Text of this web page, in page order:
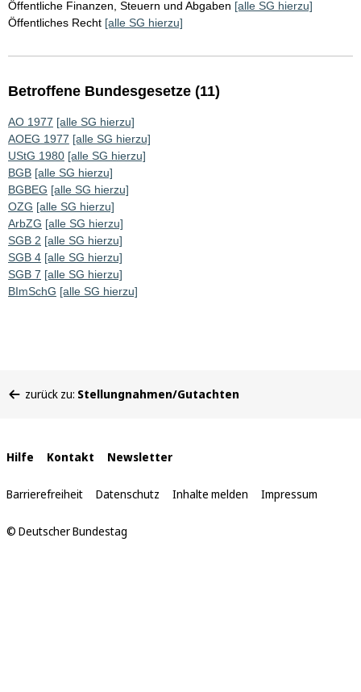
Öffentliche Finanzen, Steuern und Abgaben [alle SG hierzu]
Öffentliches Recht [alle SG hierzu]
Betroffene Bundesgesetze (11)
AO 1977 [alle SG hierzu]
AOEG 1977 [alle SG hierzu]
UStG 1980 [alle SG hierzu]
BGB [alle SG hierzu]
BGBEG [alle SG hierzu]
OZG [alle SG hierzu]
ArbZG [alle SG hierzu]
SGB 2 [alle SG hierzu]
SGB 4 [alle SG hierzu]
SGB 7 [alle SG hierzu]
BImSchG [alle SG hierzu]
befinden
zurück zu: Stellungnahmen/Gutachten
Interne
Links
Hilfe Kontakt Newsletter
Barrierefreiheit Datenschutz Inhalte melden Impressum
© Deutscher Bundestag